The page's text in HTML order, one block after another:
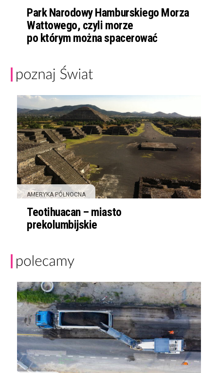
Park Narodowy Hamburskiego Morza
Wattowego, czyli morze
po którym można spacerować
AMERYKA PÓŁNOCNA
Teotihuacan – miasto
prekolumbijskie